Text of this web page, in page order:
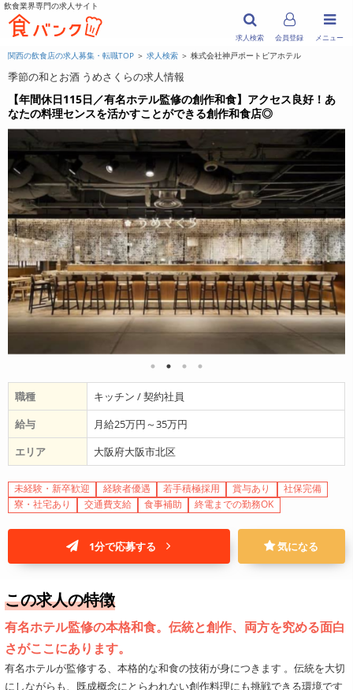
飲食業界専門の求人サイト
メニュー
求人検索 会員登録
関西の飲食店の求人募集・転職TOP ＞ 求人検索 ＞ 株式会社神戸ポートピアホテル
季節の和とお酒 うめさくらの求人情報
【年間休日115日／有名ホテル監修の創作和食】アクセス良好！あ
なたの料理センスを活かすことができる創作和食店◎
職種
キッチン / 契約社員
給与
月給25万円～35万円
エリア
大阪府大阪市北区
未経験・新卒歓迎 経験者優遇 若手積極採用 賞与あり
社保完備
寮・社宅あり
交通費支給 食事補助 終電までの勤務OK
1分で応募する 気になる
この求人の特徴
有名ホテル監修の本格和食。伝統と創作、両方を究める面白
さがここにあります。
有名ホテルが監修する、本格的な和食の技術が身につきます 。伝統を大切
にしながらも、既成概念にとらわれない創作料理にも挑戦できる環境です